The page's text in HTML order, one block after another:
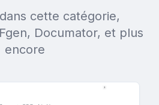
cette catégorie,
Documator, et plus
encore